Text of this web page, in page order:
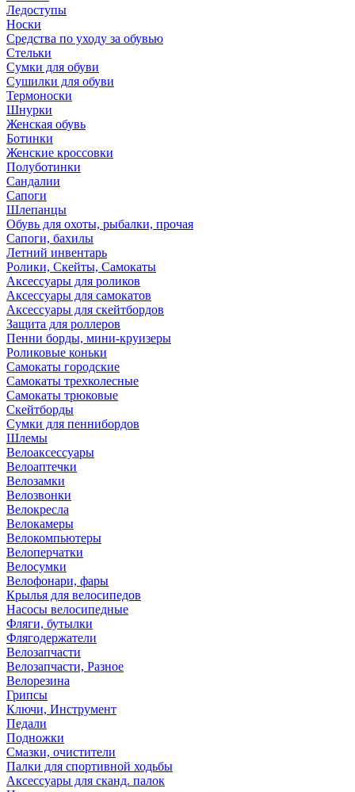
Ледоступы
Носки
Средства по уходу за обувью
Стельки
Сумки для обуви
Сушилки для обуви
Термоноски
Шнурки
Женская обувь
Ботинки
Женские кроссовки
Полуботинки
Сандалии
Сапоги
Шлепанцы
Обувь для охоты, рыбалки, прочая
Сапоги, бахилы
Летний инвентарь
Ролики, Скейты, Самокаты
Аксессуары для роликов
Аксессуары для самокатов
Аксессуары для скейтбордов
Защита для роллеров
Пенни борды, мини-круизеры
Роликовые коньки
Самокаты городские
Самокаты трехколесные
Самокаты трюковые
Скейтборды
Сумки для пеннибордов
Шлемы
Велоаксессуары
Велоаптечки
Велозамки
Велозвонки
Велокресла
Велокамеры
Велокомпьютеры
Велоперчатки
Велосумки
Велофонари, фары
Крылья для велосипедов
Насосы велосипедные
Фляги, бутылки
Флягодержатели
Велозапчасти
Велозапчасти, Разное
Велорезина
Грипсы
Ключи, Инструмент
Педали
Подножки
Смазки, очистители
Палки для спортивной ходьбы
Аксессуары для сканд. палок